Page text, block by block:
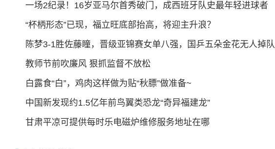
一场2纪录！16岁亚马尔首秀破门，成西班牙队史最年轻进球者
“杯柄形态”已现，福立旺底部抬高，将迎主升浪？
陈梦3-1胜佐藤瞳，晋级亚锦赛女单八强，国乒五朵金花无人掉队
教师节前吹廉风 狠抓监督不放松
白露食“白”，鸡肉这样做为贴“秋膘”做准备~
中国新发现约1.5亿年前鸟翼类恐龙“奇异福建龙”
甘肃平凉可提供每时乐电磁炉维修服务地址在哪